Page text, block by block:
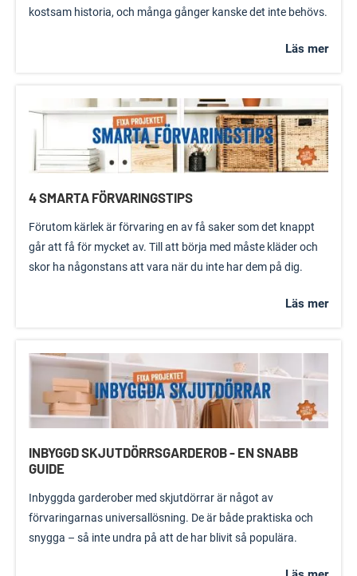
kostsam historia, och många gånger kanske det inte behövs.
Läs mer
4 SMARTA FÖRVARINGSTIPS
Förutom kärlek är förvaring en av få saker som det knappt
går att få för mycket av. Till att börja med måste kläder och
skor ha någonstans att vara när du inte har dem på dig.
Läs mer
INBYGGD SKJUTDÖRRSGARDEROB - EN SNABB
GUIDE
Inbyggda garderober med skjutdörrar är något av
förvaringarnas universallösning. De är både praktiska och
snygga – så inte undra på att de har blivit så populära.